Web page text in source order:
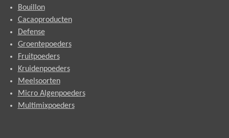
Bouillon
Cacaoproducten
Defense
Groentepoeders
Fruitpoeders
Kruidenpoeders
Meelsoorten
Micro Algenpoeders
Multimixpoeders